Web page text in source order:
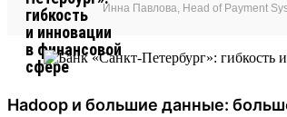
Инна Павлова, Head of Payment
Hadoop и большие данные: